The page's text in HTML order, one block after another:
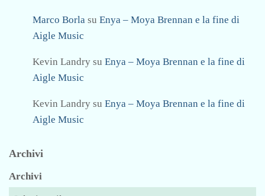
Marco Borla su Enya – Moya Brennan e la fine di
Aigle Music
Kevin Landry su Enya – Moya Brennan e la fine di
Aigle Music
Kevin Landry su Enya – Moya Brennan e la fine di
Aigle Music
Archivi
Archivi